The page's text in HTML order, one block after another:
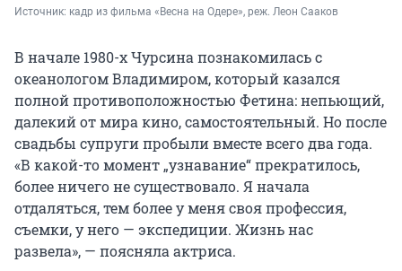
Источник: кадр из фильма «Весна на Одере», реж. Леон Сааков
В начале 1980-х Чурсина познакомилась с
океанологом Владимиром, который казался
полной противоположностью Фетина: непьющий,
далекий от мира кино, самостоятельный. Но после
свадьбы супруги пробыли вместе всего два года.
«В какой-то момент „узнавание“ прекратилось,
более ничего не существовало. Я начала
отдаляться, тем более у меня своя профессия,
съемки, у него — экспедиции. Жизнь нас
развела», — поясняла актриса.